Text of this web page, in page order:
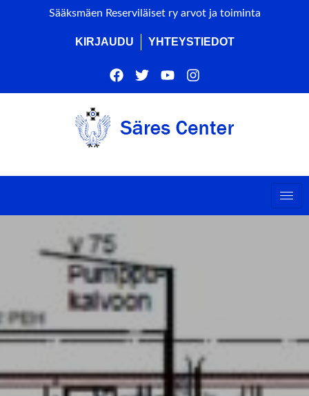
Sääksmäen Reserviläiset ry arvot ja toiminta
KIRJAUDU YHTEYSTIEDOT